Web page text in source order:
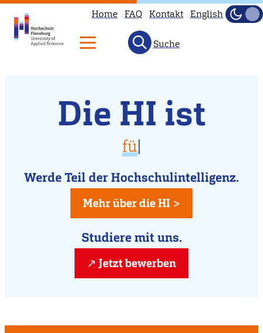
Home FAQ Kontakt English
Hell
Suche
Flensburg
Die HI ist
kreativ
für D
Werde Teil der Hochschulintelligenz.
Mehr über die HI >
Studiere mit uns.
Jetzt bewerben